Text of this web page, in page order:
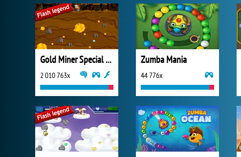
Gold Miner Special Edition
2 010 763x
Zumba Mania
44 776x